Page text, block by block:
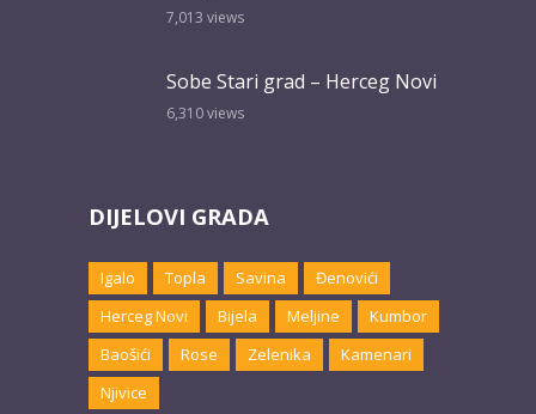
7,013 views
Sobe Stari grad – Herceg Novi
6,310views
DIJELOVI GRADA
Igalo Topla Savina
Đenovići
Herceg Novi
Bijela Meljine
Kumbor
Baošići
Rose Zelenika
Kamenari
Njivice